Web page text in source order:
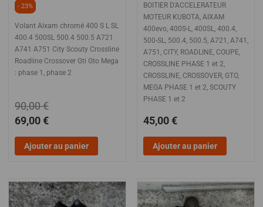
- 23%
Volant Aixam chromé 400 S L SL
400.4 500SL 500.4 500.5 A721
A741 A751 City Scouty Crossline
Roadline Crossover Gti Gto Mega
: phase 1, phase 2
69,00 €
90,00 €
Ajouter au panier
BOITIER D'ACCELERATEUR
MOTEUR KUBOTA, AIXAM
400evo, 400S-L, 400SL, 400.4,
500-SL, 500.4, 500.5, A721, A741,
A751, CITY, ROADLINE, COUPE,
CROSSLINE PHASE 1 et 2,
CROSSLINE, CROSSOVER, GTO,
MEGA PHASE 1 et 2, SCOUTY
PHASE 1 et 2
45,00 €
Ajouter au panier